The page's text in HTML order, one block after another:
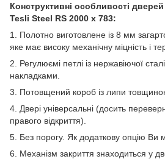
Конструктивні особливості
Tesli Steel RS 2000 x 783:
1. Полотно виготовлене із 8 мм
яке має високу механічну міцність і
2. Регулюємі петлі із нержавіючої
накладками.
3. Потовщений короб із липи
4. Двері універсальні (досить
правого відкриття).
5. Без порогу. Як додаткову опцію Ви
6. Механізм закриття знаходиться у